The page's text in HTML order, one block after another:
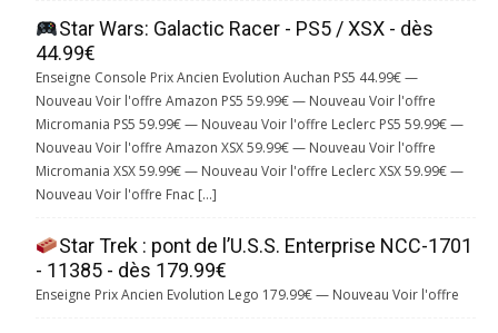
Star Wars: Galactic Racer - PS5 / XSX - dès
44.99€
Enseigne Console Prix Ancien Evolution Auchan PS5 44.99€ —
Nouveau Voir l'offre Amazon PS5 59.99€ — Nouveau Voir l'offre
Micromania PS5 59.99€ — Nouveau Voir l'offre Leclerc PS5 59.99€ —
Nouveau Voir l'offre Amazon XSX 59.99€ — Nouveau Voir l'offre
Micromania XSX 59.99€ — Nouveau Voir l'offre Leclerc XSX 59.99€ —
Nouveau Voir l'offre Fnac […]
Star Trek : pont de l’U.S.S. Enterprise NCC-1701
- 11385 - dès 179.99€
Enseigne Prix Ancien Evolution Lego 179.99€ — Nouveau Voir l'offre